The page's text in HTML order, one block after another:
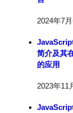
2024年7
简介及其
的应用
2023年11